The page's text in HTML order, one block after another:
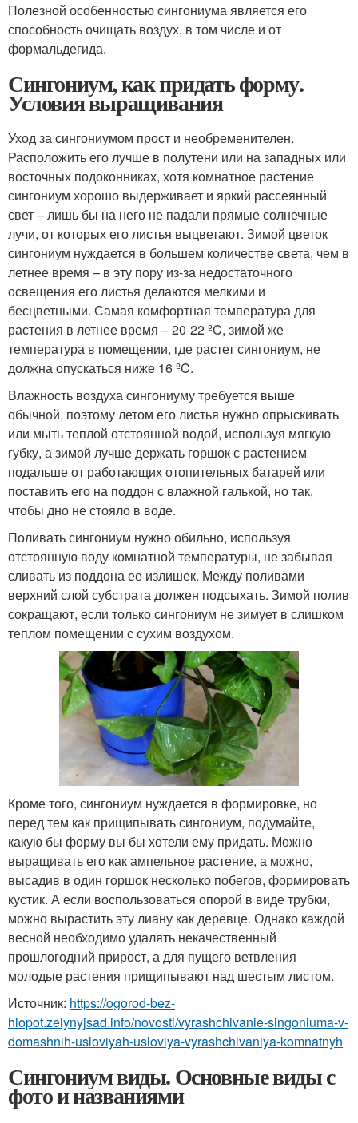
Полезной особенностью сингониума является его
способность очищать воздух, в том числе и от
формальдегида.
Сингониум, как придать форму.
Условия выращивания
Уход за сингониумом прост и необременителен.
Расположить его лучше в полутени или на западных или
восточных подоконниках, хотя комнатное растение
сингониум хорошо выдерживает и яркий рассеянный
свет – лишь бы на него не падали прямые солнечные
лучи, от которых его листья выцветают. Зимой цветок
сингониум нуждается в большем количестве света, чем в
летнее время – в эту пору из-за недостаточного
освещения его листья делаются мелкими и
бесцветными. Самая комфортная температура для
растения в летнее время – 20-22 ºC, зимой же
температура в помещении, где растет сингониум, не
должна опускаться ниже 16 ºC.
Влажность воздуха сингониуму требуется выше
обычной, поэтому летом его листья нужно опрыскивать
или мыть теплой отстоянной водой, используя мягкую
губку, а зимой лучше держать горшок с растением
подальше от работающих отопительных батарей или
поставить его на поддон с влажной галькой, но так,
чтобы дно не стояло в воде.
Поливать сингониум нужно обильно, используя
отстоянную воду комнатной температуры, не забывая
сливать из поддона ее излишек. Между поливами
верхний слой субстрата должен подсыхать. Зимой полив
сокращают, если только сингониум не зимует в слишком
теплом помещении с сухим воздухом.
Кроме того, сингониум нуждается в формировке, но
перед тем как прищипывать сингониум, подумайте,
какую бы форму вы бы хотели ему придать. Можно
выращивать его как ампельное растение, а можно,
высадив в один горшок несколько побегов, формировать
кустик. А если воспользоваться опорой в виде трубки,
можно вырастить эту лиану как деревце. Однако каждой
весной необходимо удалять некачественный
прошлогодний прирост, а для пущего ветвления
молодые растения прищипывают над шестым листом.
Источник: https://ogorod-bez-
hlopot.zelynyjsad.info/novosti/vyrashchivanie-singoniuma-v-
domashnih-usloviyah-usloviya-vyrashchivaniya-komnatnyh
Сингониум виды. Основные виды с
фото и названиями